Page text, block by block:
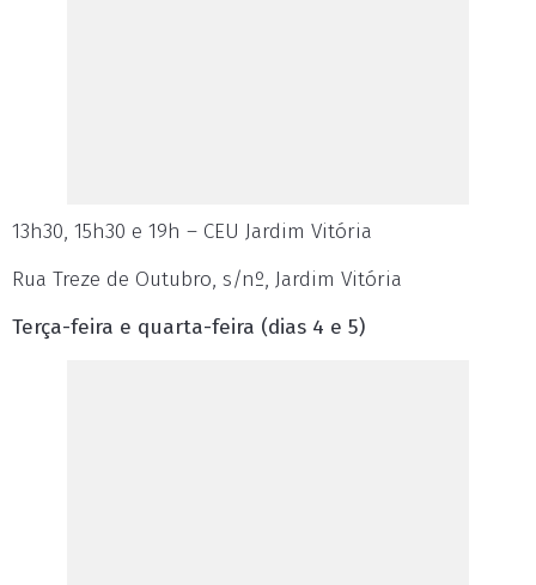
13h30, 15h30 e 19h – CEU Jardim Vitória
Rua Treze de Outubro, s/nº, Jardim Vitória
Terça-feira e quarta-feira (dias 4 e 5)